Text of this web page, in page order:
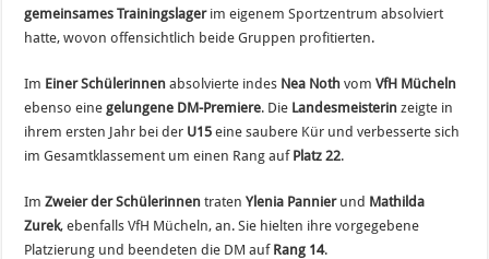
gemeinsames Trainingslagerim eigenem Sportzentrum absolviert
hatte, wovon offensichtlich beide Gruppen profitierten.
Im Einer Schülerinnen absolvierte indes Nea Noth vomVfH Mücheln
ebenso einegelungene DM-Premiere. Die Landesmeisterin zeigte in
ihrem ersten Jahr bei der U15 eine saubere Kür und verbesserte sich
im Gesamtklassement um einen Rang auf Platz 22.
ImZweier der Schülerinnen tratenYlenia Pannier und Mathilda
Zurek, ebenfalls VfH Mücheln, an. Sie hielten ihre vorgegebene
Platzierung und beendeten die DM auf Rang 14.